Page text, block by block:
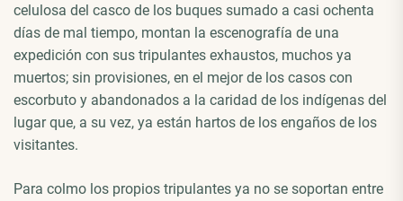
celulosa del casco de los buques sumado a casi ochenta
días de mal tiempo, montan la escenografía de una
expedición con sus tripulantes exhaustos, muchos ya
muertos; sin provisiones, en el mejor de los casos con
escorbuto y abandonados a la caridad de los indígenas del
lugar que, a su vez, ya están hartos de los engaños de los
visitantes.
Para colmo los propios tripulantes ya no se soportan entre